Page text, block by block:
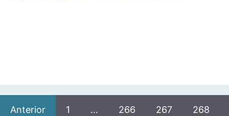
Anterior 1 … 266 267 268